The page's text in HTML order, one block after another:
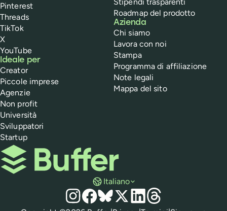
Pinterest
Threads
TikTok
X
YouTube
Ideale per
Creator
Piccole imprese
Agenzie
Non profit
Università
Sviluppatori
Startup
Roadmap del prodotto
Azienda
Chi siamo
Lavora con noi
Stampa
Programma di affiliazione
Note legali
Mappa del sito
Buffer
Italiano
Social media
Instagram
Facebook
Bluesky
X LinkedIn
Threads